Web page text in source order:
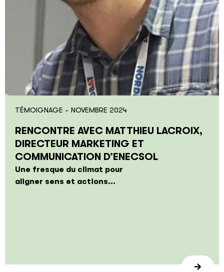
TÉMOIGNAGE - NOVEMBRE 2024
RENCONTRE AVEC MATTHIEU LACROIX,
DIRECTEUR MARKETING ET
COMMUNICATION D’ENECSOL
Une fresque du climat pour
aligner sens et actions...